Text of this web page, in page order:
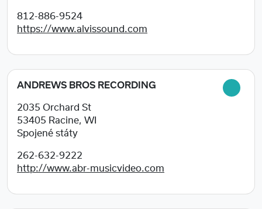
812-886-9524
https://www.alvissound.com
ANDREWS BROS RECORDING
2035 Orchard St
53405 Racine, WI
Spojené státy
262-632-9222
http://www.abr-musicvideo.com